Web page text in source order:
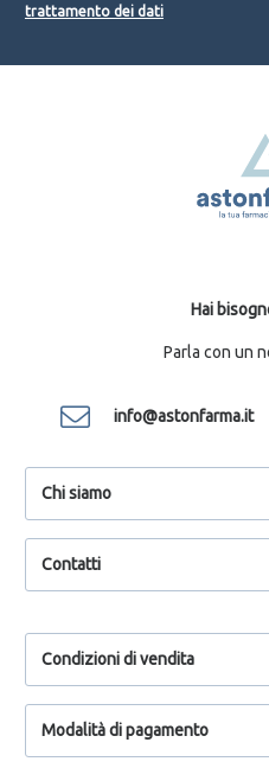
trattamento dei dati
Hai
Parla con un
info@astonfarma.it
Chi siamo
Contatti
Condizioni di vendita
Modalità di pagamento